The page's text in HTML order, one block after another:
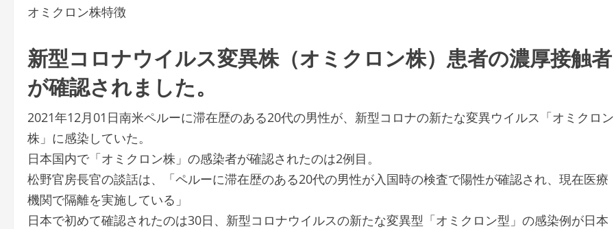
オミクロン株特徴
新型コロナウイルス変異株（オミクロン株）患者の濃厚接触者
が確認されました。
2021年12月01日南米ペルーに滞在歴のある20代の男性が、新型コロナの新たな変異ウイルス「オミクロン
株」に感染していた。
日本国内で「オミクロン株」の感染者が確認されたのは2例目。
松野官房長官の談話は、「ペルーに滞在歴のある20代の男性が入国時の検査で陽性が確認され、現在医療
機関で隔離を実施している」
日本で初めて確認されたのは30日、新型コロナウイルスの新たな変異型「オミクロン型」の感染例が日本